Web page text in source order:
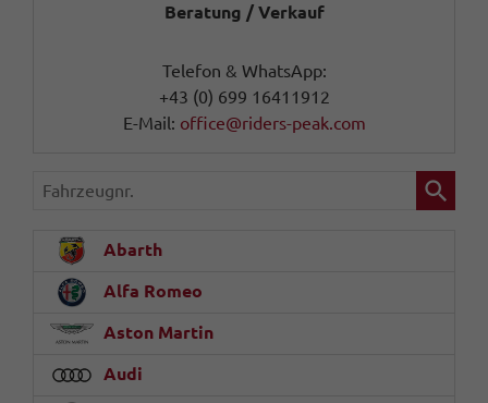
Beratung / Verkauf
Telefon & WhatsApp:
+43 (0) 699 16411912
E-Mail: office@riders-peak.com
Fahrzeugnr.
Abarth
Alfa Romeo
Aston Martin
Audi